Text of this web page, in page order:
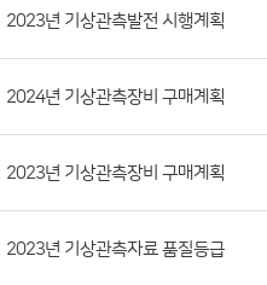
공
개
정
보
목
록
류,
첨
부
2023년 기상관측발전 시행계획
2024년 기상관측장비 구매계획
2023년 기상관측장비 구매계획
2023년 기상관측자료 품질등급